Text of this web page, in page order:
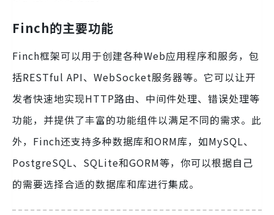
Finch的主要功能
Finch框架可以用于创建各种Web应用程序和服务，包
括RESTful API、WebSocket服务器等。它可以让开
发者快速地实现HTTP路由、中间件处理、错误处理等
功能，并提供了丰富的功能组件以满足不同的需求。此
外，Finch还支持多种数据库和ORM库，如MySQL、
PostgreSQL、SQLite和GORM等，你可以根据自己
的需要选择合适的数据库和库进行集成。